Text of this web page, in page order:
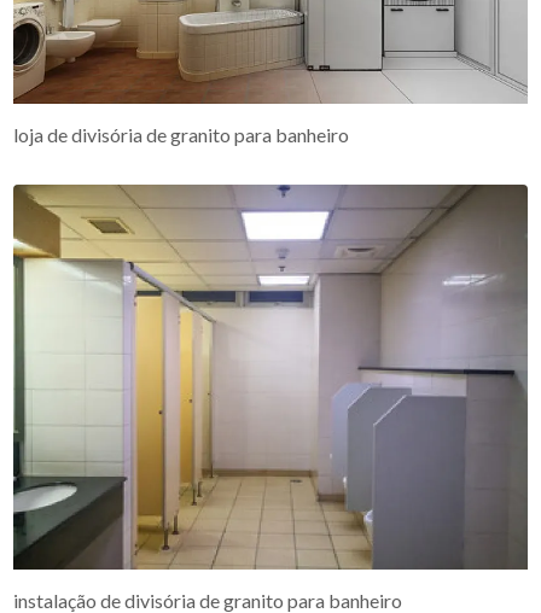
loja de divisória de granito para banheiro
instalação de divisória de granito para banheiro